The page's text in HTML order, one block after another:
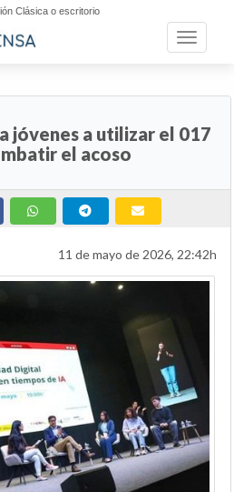
Clásica o escritorio
Toggle
jóvenes a utilizar el 017
el acoso
11 de mayo de 2026, 22:42h